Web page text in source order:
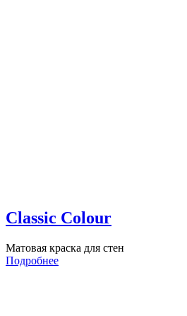
Classic Colour
Матовая краска для стен
Подробнее